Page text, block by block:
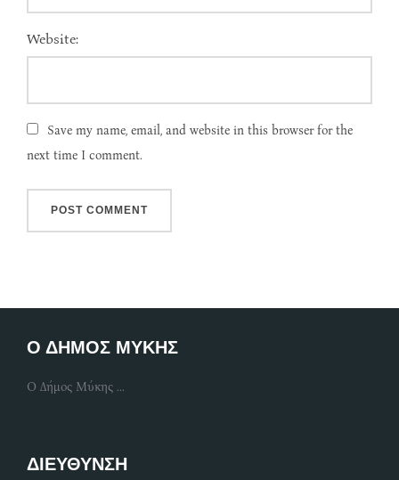
Website:
Save my name, email, and website in this browser for the
next time I comment.
Ο ΔΗΜΟΣ ΜΥΚΗΣ
Ο Δήμος Μύκης ...
ΔΙΕΥΘΥΝΣΗ